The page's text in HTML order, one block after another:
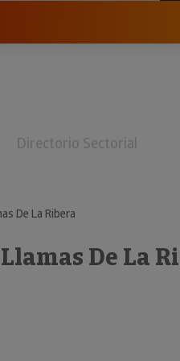
Directorio Sectorial
De La Ribera
De La